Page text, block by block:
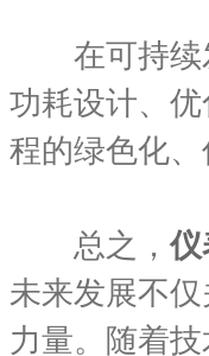
在可持续发
功耗设计、
程的绿色化
总之， 仪
未来发展不
力量。随着